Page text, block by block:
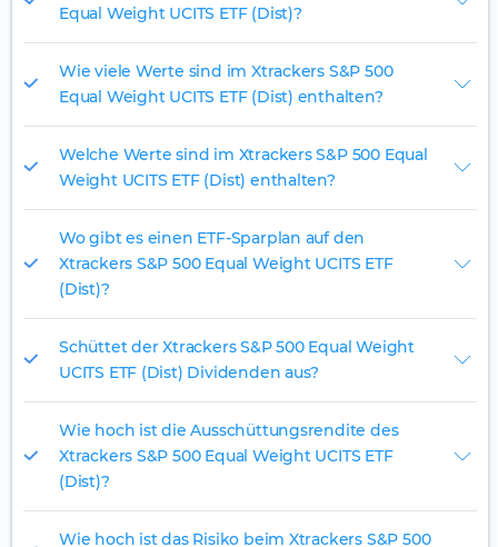
Equal Weight UCITS ETF (Dist)?
Wie viele Werte sind im Xtrackers S&P 500
Equal Weight UCITS ETF (Dist) enthalten?
Welche Werte sind im Xtrackers S&P 500 Equal
Weight UCITS ETF (Dist) enthalten?
Wo gibt es einen ETF-Sparplan auf den
Xtrackers S&P 500 Equal Weight UCITS ETF
(Dist)?
Schüttet der Xtrackers S&P 500 Equal Weight
UCITS ETF (Dist) Dividenden aus?
Wie hoch ist die Ausschüttungsrendite des
Xtrackers S&P 500 Equal Weight UCITS ETF
(Dist)?
Wie hoch ist das Risiko beim Xtrackers S&P 500